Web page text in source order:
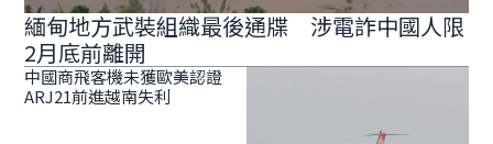
緬甸地方武裝組織最後通牒 涉電詐中國人限
2月底前離開
中國商飛客機未獲歐美認證
ARJ21前進越南失利